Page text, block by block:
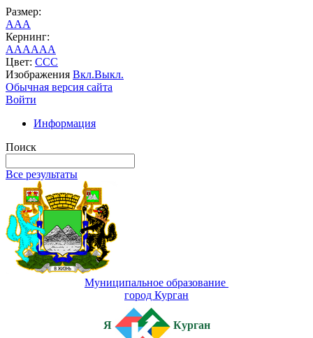
Размер:
AAA
Кернинг:
AAAAAA
Цвет: CCC
Изображения Вкл.Выкл.
Обычная версия сайта
Войти
Информация
Поиск
Все результаты
Муниципальное образование
город Курган
Я Курган